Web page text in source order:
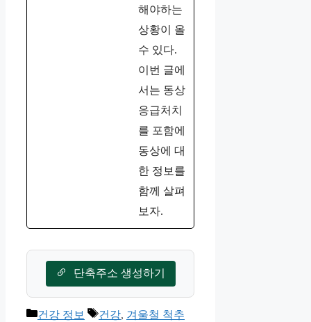
해야하는
상황이 올
수 있다.
이번 글에
서는 동상
응급처치
를 포함에
동상에 대
한 정보를
함께 살펴
보자.
단축주소 생성하기
카
건강 정보
태
건강, 겨울철 척추